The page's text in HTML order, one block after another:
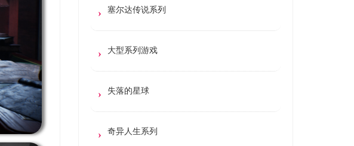
塞尔达传说系列
大型系列游戏
失落的星球
奇异人生系列